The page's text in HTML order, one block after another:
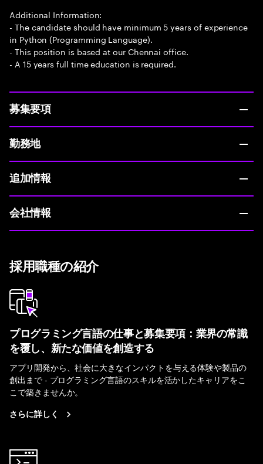
Additional Information:
- The candidate should have minimum 5 years of experience
in Python (Programming Language).
- This position is based at our Chennai office.
- A 15 years full time education is required.
募集要項
勤務地
追加情報
会社情報
採用職種の紹介
プログラミング言語の仕事と募集要項：業界の常識
を覆し、新たな価値を創造する
アプリ開発から、社会に大きなインパクトを与える体験や製品の
創出まで - プログラミング言語のスキルを活かしたキャリアをこ
こで築きませんか。
さらに詳しく